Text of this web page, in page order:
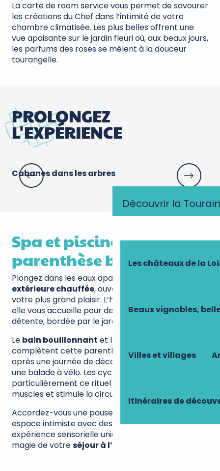
Découvrir la
Les châteaux de la
Beaux vignobles,
Villes et villages
Itinéraires de
La carte de room service vous permet de savourer
les créations du Chef dans l’intimité de votre
chambre climatisée. Les plus belles offrent une
vue apaisante sur le jardin fleuri où, aux beaux jours,
les parfums des roses se mêlent à la douceur
tourangelle.
PROLONGEZ
L'EXPÉRIENCE
Cabanes dans les arbres
Spa et piscine :
parenthèse bien-être
Plongez dans les eaux apaisantes de la
extérieure chauffée, ouverte toute l’année pour
votre plus grand plaisir. L’hiver à 32° et l’été à 27°,
elle vous accueille pour des moments de pure
détente, bordée par le jardin verdoyant.
Le bain bouillonnant et le
complètent cette parenthèse bien-être, idéale
après une journée de découverte des châteaux ou
une balade à vélo. Les cyclotouristes apprécient
particulièrement ce rituel nordique qui soulage les
muscles et stimule la circulation.
Accordez-vous une pause massage dans notre
espace intimiste avec des soins sur mesure. Une
expérience sensorielle unique qui prolonge la
magie de votreséjour à l’auberge